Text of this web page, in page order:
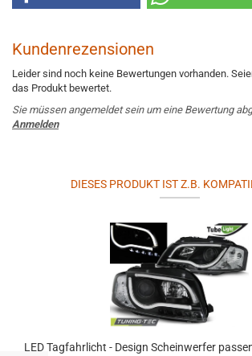
Kundenrezensionen
Leider sind noch keine Bewertungen vorhanden.
das Produkt bewertet.
Sie müssen angemeldet sein um eine Bewertung
Anmelden
DIESES PRODUKT IST Z.B.
LED Tagfahrlicht - Design Scheinwerfer